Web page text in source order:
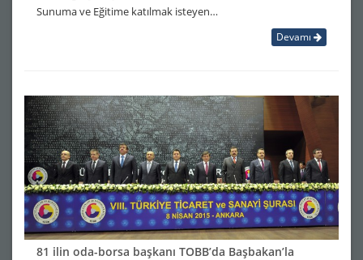
Sunuma ve Eğitime katılmak isteyen…
Devamı
81 ilin oda-borsa başkanı TOBB’da Başbakan’la